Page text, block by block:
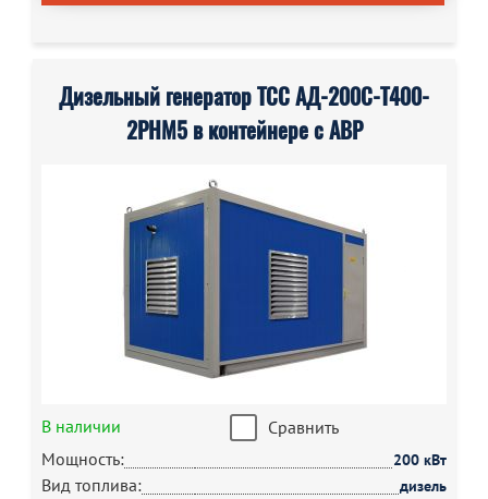
Дизельный генератор ТСС АД-200С-Т400-
2РНМ5 в контейнере с АВР
В наличии
Сравнить
Мощность:
200 кВт
Вид топлива: дизель